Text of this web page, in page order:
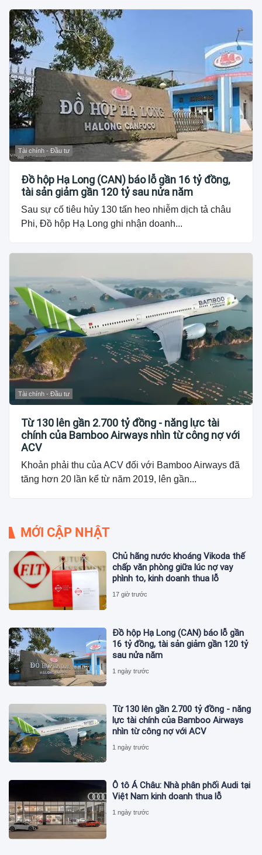
Tài chính - Đầu tư
Đồ hộp Hạ Long (CAN) báo lỗ gần 16 tỷ đồng,
tài sản giảm gần 120 tỷ sau nửa năm
Sau sự cố tiêu hủy 130 tấn heo nhiễm dịch tả châu
Phi, Đồ hộp Hạ Long ghi nhận doanh...
Tài chính - Đầu tư
Từ 130 lên gần 2.700 tỷ đồng - năng lực tài
chính của Bamboo Airways nhìn từ công nợ với
ACV
Khoản phải thu của ACV đối với Bamboo Airways đã
tăng hơn 20 lần kể từ năm 2019, lên gần...
MỚI CẬP NHẬT
Chủ hãng nước khoáng Vikoda thế
chấp văn phòng giữa lúc nợ vay
phình to, kinh doanh thua lỗ
17 giờ trước
Đồ hộp Hạ Long (CAN) báo lỗ gần
16 tỷ đồng, tài sản giảm gần 120 tỷ
sau nửa năm
1 ngày trước
Từ 130 lên gần 2.700 tỷ đồng - năng
lực tài chính của Bamboo Airways
nhìn từ công nợ với ACV
1 ngày trước
Ô tô Á Châu: Nhà phân phối Audi tại
Việt Nam kinh doanh thua lỗ
1 ngày trước